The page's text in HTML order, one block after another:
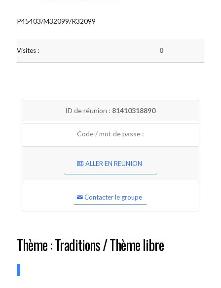
P45403/M32099/R32099
Visites : 0
ID de réunion : 81410318890
Code / mot de passe :
ALLER EN REUNION
Contacter le groupe
Thème : Traditions / Thème libre